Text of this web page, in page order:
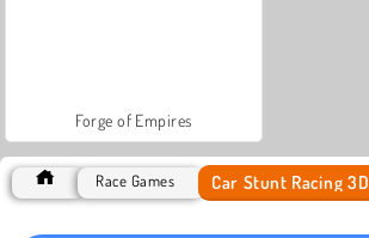
Forge of Empires
Race Games Car Stunt Racing 3D